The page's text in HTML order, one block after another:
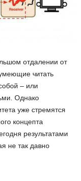
отдалении от
читать
– или
Однако
уже стремятся
концепта
результатами
не так давно